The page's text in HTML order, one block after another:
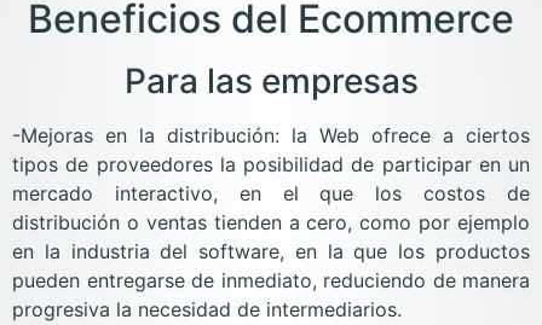
Beneficios del Ecommerce
Para las empresas
-Mejoras en la distribución: la Web ofrece a ciertos
tipos de proveedores la posibilidad de participar en un
mercado interactivo, en el que los costos de
distribución o ventas tienden a cero, como por ejemplo
en la industria del software, en la que los productos
pueden entregarse de inmediato, reduciendo de manera
progresiva la necesidad de intermediarios.